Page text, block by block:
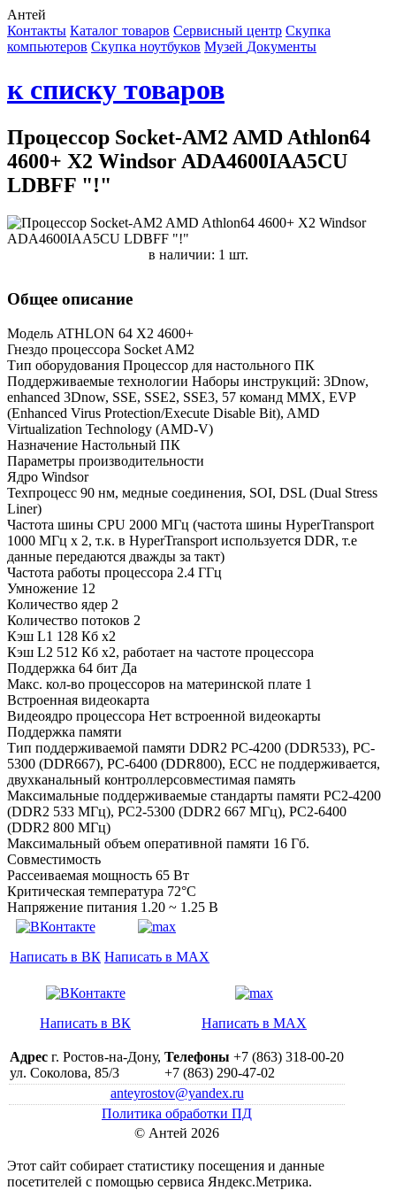
Антей
Контакты Каталог товаров Сервисный центр Cкупка
компьютеров Cкупка ноутбуков Музей Документы
к списку товаров
Процессор Socket-AM2 AMD Athlon64
4600+ X2 Windsor ADA4600IAA5CU
LDBFF "!"
в наличии: 1 шт.
Общее описание
Модель ATHLON 64 X2 4600+
Гнездо процессора Socket AM2
Тип оборудования Процессор для настольного ПК
Поддерживаемые технологии Наборы инструкций: 3Dnow,
enhanced 3Dnow, SSE, SSE2, SSE3, 57 команд MMX, EVP
(Enhanced Virus Protection/Execute Disable Bit), AMD
Virtualization Technology (AMD-V)
Назначение Настольный ПК
Параметры производительности
Ядро Windsor
Техпроцесс 90 нм, медные соединения, SOI, DSL (Dual Stress
Liner)
Частота шины CPU 2000 МГц (частота шины HyperTransport
1000 МГц x 2, т.к. в HyperTransport используется DDR, т.е
данные передаются дважды за такт)
Частота работы процессора 2.4 ГГц
Умножение 12
Количество ядер 2
Количество потоков 2
Кэш L1 128 Кб x2
Кэш L2 512 Кб x2, работает на частоте процессора
Поддержка 64 бит Да
Макс. кол-во процессоров на материнской плате 1
Встроенная видеокарта
Видеоядро процессора Нет встроенной видеокарты
Поддержка памяти
Тип поддерживаемой памяти DDR2 PC-4200 (DDR533), PC-
5300 (DDR667), PC-6400 (DDR800), ECC не поддерживается,
двухканальный контроллерсовместимая память
Максимальные поддерживаемые стандарты памяти PC2-4200
(DDR2 533 МГц), PC2-5300 (DDR2 667 МГц), PC2-6400
(DDR2 800 МГц)
Максимальный объем оперативной памяти 16 Гб.
Совместимость
Рассеиваемая мощность 65 Вт
Критическая температура 72°C
Напряжение питания 1.20 ~ 1.25 В
Написать в ВК Написать в MAX
Написать в ВК Написать в MAX
Адрес г. Ростов-на-Дону,
ул. Соколова, 85/3
Телефоны +7 (863) 318-00-20
+7 (863) 290-47-02
anteyrostov@yandex.ru
Политика обработки ПД
© Антей 2026
Этот сайт собирает статистику посещения и данные
посетителей c помощью сервиса Яндекс.Метрика.